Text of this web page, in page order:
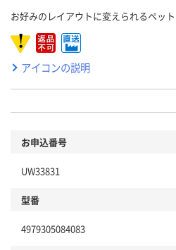
お好みのレイアウトに変えられるペッ
アイコンの説明
お申込番号
UW33831
型番
4979305084083